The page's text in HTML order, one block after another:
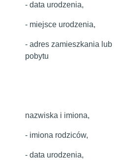
- data urodzenia,
- miejsce urodzenia,
- adres zamieszkania lub
pobytu
nazwiska i imiona,
- imiona rodziców,
- data urodzenia,